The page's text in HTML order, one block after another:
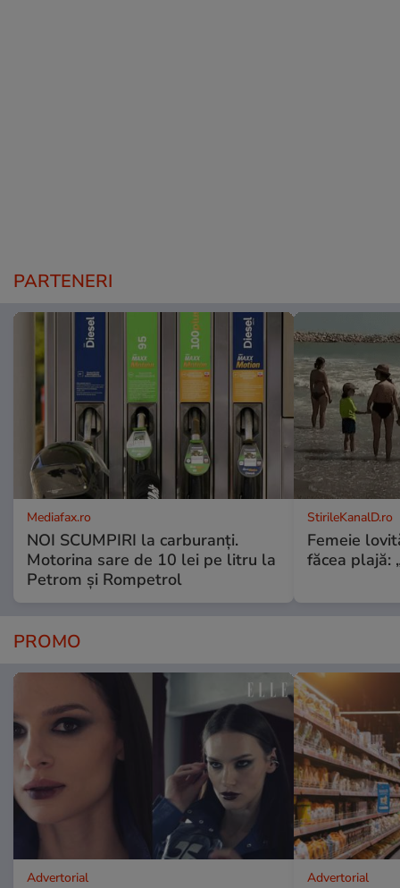
PARTENERI
Mediafax.ro
NOI SCUMPIRI la carburanți.
Motorina sare de 10 lei pe litru la
Petrom și Rompetrol
StirileKanalD.ro
Femeie
făcea plajă:
PROMO
Advertorial Advertorial